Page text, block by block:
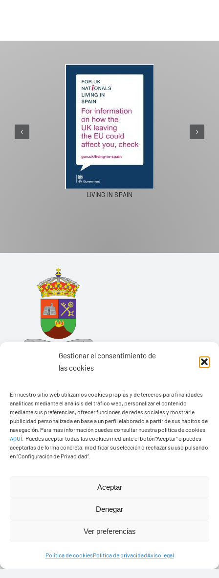
Gestionar el consentimiento de
las cookies
En nuestro sitio web utilizamos cookies propias y de terceros para finalidades
analíticas mediante el análisis del tráfico web, personalizar el contenido
mediante sus preferencias, ofrecer funciones de redes sociales y mostrarle
publicidad personalizada en base a un perfil elaborado a partir de sus hábitos de
navegación. Para más información puedes consultar nuestra política de cookies
AQUÍ
Puedes aceptar todas las cookies mediante el botón “Aceptar” o puedes
aceptarlas de forma concreta, modificar su selección o rechazar su uso pulsando
en “Configuración de Privacidad”.
Aceptar
Denegar
Ver preferencias
Política de cookiesPolítica de privacidadAviso legal
LIVING IN SPAIN
Ayuntamiento de Yaiza
Pza. de Los Remedios, 1
35570 – Yaiza
Tel:928 83 62 20
© Copyright2026 Ayuntamiento de Yaiza - Todos los